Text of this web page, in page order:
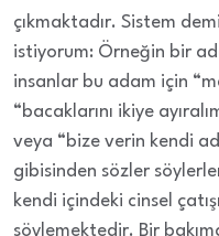
çıkmaktadır. Sistem
istiyorum: Örneğin bir
insanlar bu adam için
“bacaklarını ikiye
veya “bize verin kendi
gibisinden sözler
kendi içindeki cinsel
söylemektedir. Bir